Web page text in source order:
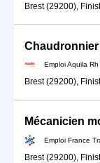
Brest (29200),
Emploi Aquila Rh
Brest (29200),
Mécanicien
Emploi France
Brest (29200),